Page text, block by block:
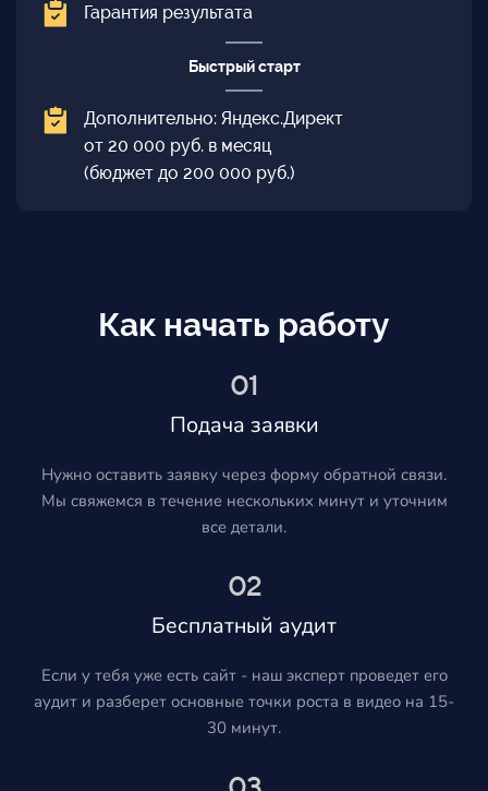
Гарантия результата
Быстрый старт
Дополнительно: Яндекс.Директ
от 20 000 руб. в месяц
(бюджет до 200 000 руб.)
Как начать работу
01
Подача заявки
Нужно оставить заявку через форму обратной связи.
Мы свяжемся в течение нескольких минут и уточним
все детали.
02
Бесплатный аудит
Если у тебя уже есть сайт - наш эксперт проведет его
аудит и разберет основные точки роста в видео на 15-
30 минут.